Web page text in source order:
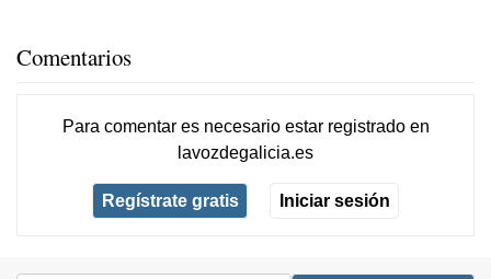
Comentarios
Para comentar es necesario estar registradoen
lavozdegalicia.es
Regístrate gratis Iniciar sesión